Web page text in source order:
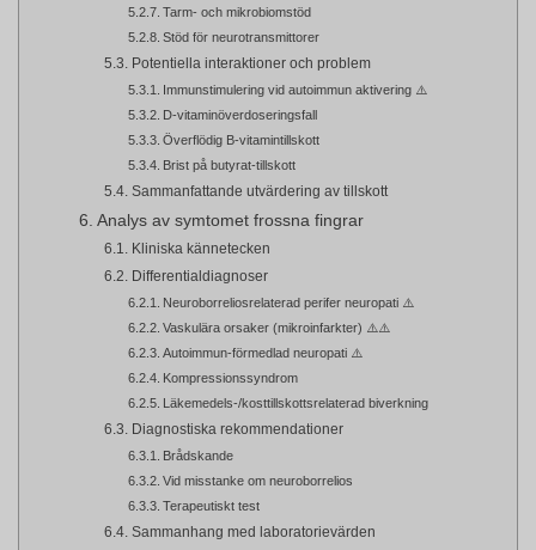
Tarm- och mikrobiomstöd
Stöd för neurotransmittorer
Potentiella interaktioner och problem
Immunstimulering vid autoimmun aktivering ⚠️
D-vitaminöverdoseringsfall
Överflödig B-vitamintillskott
Brist på butyrat-tillskott
Sammanfattande utvärdering av tillskott
Analys av symtomet frossna fingrar
Kliniska kännetecken
Differentialdiagnoser
Neuroborreliosrelaterad perifer neuropati ⚠️
Vaskulära orsaker (mikroinfarkter) ⚠️⚠️
Autoimmun-förmedlad neuropati ⚠️
Kompressionssyndrom
Läkemedels-/kosttillskottsrelaterad biverkning
Diagnostiska rekommendationer
Brådskande
Vid misstanke om neuroborrelios
Terapeutiskt test
Sammanhang med laboratorievärden